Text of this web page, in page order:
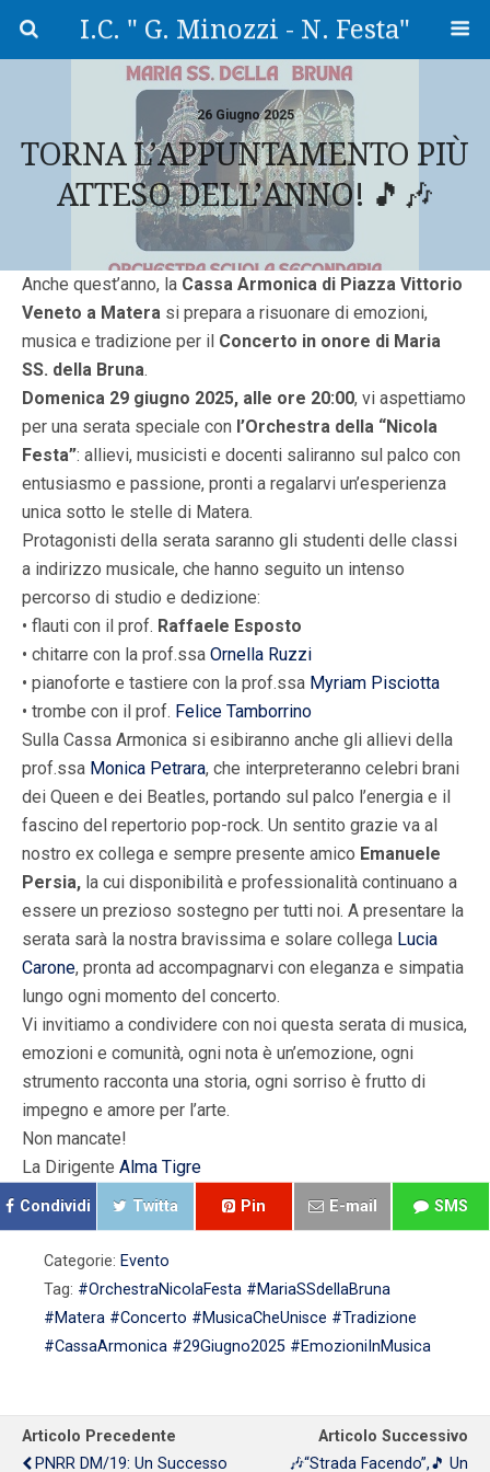
I.C. " G. Minozzi - N. Festa"
26 Giugno 2025
TORNA L’APPUNTAMENTO PIÙ
ATTESO DELL’ANNO! 🎵🎶
Anche quest’anno, la Cassa Armonica di Piazza Vittorio
Veneto a Matera si prepara a risuonare di emozioni,
musica e tradizione per il Concerto in onore di Maria
SS. della Bruna.
Domenica 29 giugno 2025, alle ore 20:00, vi aspettiamo
per una serata speciale con l’Orchestra della “Nicola
Festa”: allievi, musicisti e docenti saliranno sul palco con
entusiasmo e passione, pronti a regalarvi un’esperienza
unica sotto le stelle di Matera.
Protagonisti della serata saranno gli studenti delle classi
a indirizzo musicale, che hanno seguito un intenso
percorso di studio e dedizione:
• flauti con il prof. Raffaele Esposto
• chitarre con la prof.ssa Ornella Ruzzi
• pianoforte e tastiere con la prof.ssa Myriam Pisciotta
• trombe con il prof. Felice Tamborrino
Sulla Cassa Armonica si esibiranno anche gli allievi della
prof.ssa Monica Petrara, che interpreteranno celebri brani
dei Queen e dei Beatles, portando sul palco l’energia e il
fascino del repertorio pop-rock. Un sentito grazie va al
nostro ex collega e sempre presente amico Emanuele
Persia, la cui disponibilità e professionalità continuano a
essere un prezioso sostegno per tutti noi. A presentare la
serata sarà la nostra bravissima e solare collega Lucia
Carone, pronta ad accompagnarvi con eleganza e simpatia
lungo ogni momento del concerto.
Vi invitiamo a condividere con noi questa serata di musica,
emozioni e comunità, ogni nota è un’emozione, ogni
strumento racconta una storia, ogni sorriso è frutto di
impegno e amore per l’arte.
Non mancate!
La Dirigente Alma Tigre
Condividi Twitta Pin E-mail SMS
Categorie: Evento
Tag: #OrchestraNicolaFesta #MariaSSdellaBruna
#Matera #Concerto #MusicaCheUnisce #Tradizione
#CassaArmonica #29Giugno2025 #EmozioniInMusica
Articolo Precedente
PNRR DM/19: Un Successo
Articolo Successivo
🎶“Strada Facendo”,🎵 Un